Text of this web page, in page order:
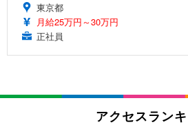
東京都
月給25万円～30万円
正社員
アクセスラン